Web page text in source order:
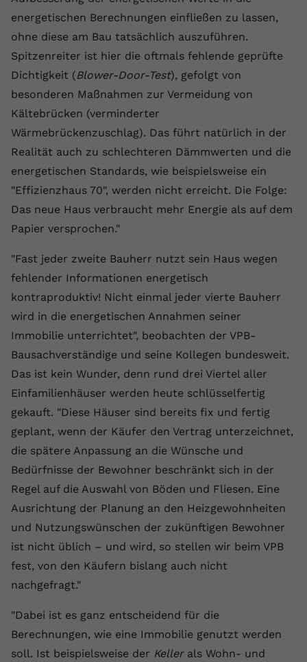
energetischen Berechnungen einfließen zu lassen,
ohne diese am Bau tatsächlich auszuführen.
Spitzenreiter ist hier die oftmals fehlende geprüfte
Dichtigkeit (Blower-Door-Test), gefolgt von
besonderen Maßnahmen zur Vermeidung von
Kältebrücken (verminderter
Wärmebrückenzuschlag). Das führt natürlich in der
Realität auch zu schlechteren Dämmwerten und die
energetischen Standards, wie beispielsweise ein
"Effizienzhaus 70", werden nicht erreicht. Die Folge:
Das neue Haus verbraucht mehr Energie als auf dem
Papier versprochen."
"Fast jeder zweite Bauherr nutzt sein Haus wegen
fehlender Informationen energetisch
kontraproduktiv! Nicht einmal jeder vierte Bauherr
wird in die energetischen Annahmen seiner
Immobilie unterrichtet", beobachten der VPB-
Bausachverständige und seine Kollegen bundesweit.
Das ist kein Wunder, denn rund drei Viertel aller
Einfamilienhäuser werden heute schlüsselfertig
gekauft. "Diese Häuser sind bereits fix und fertig
geplant, wenn der Käufer den Vertrag unterzeichnet,
die spätere Anpassung an die Wünsche und
Bedürfnisse der Bewohner beschränkt sich in der
Regel auf die Auswahl von Böden und Fliesen. Eine
Ausrichtung der Planung an den Heizgewohnheiten
und Nutzungswünschen der zukünftigen Bewohner
ist nicht üblich – und wird, so stellen wir beim VPB
fest, von den Käufern bislang auch nicht
nachgefragt."
"Dabei ist es ganz entscheidend für die
Berechnungen, wie eine Immobilie genutzt werden
soll. Ist beispielsweise der Kellerals Wohn- und
Laufzeit Session
Zweck
Dieser von YouTube gesetzte Cookie
registriert eine eindeutige ID, um
Daten darüber zu speichern, welche
Videos von YouTube der Nutzer
Name yt-remote-connected-devices
Anbieter Youtube.com
Laufzeit Session
Zweck
YouTube setzt diesen Cookie, um die
speichern, der eingebettete YouTube-
Videos verwendet.